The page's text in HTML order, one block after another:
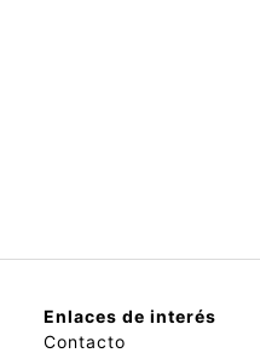
Enlaces de interés
Contacto